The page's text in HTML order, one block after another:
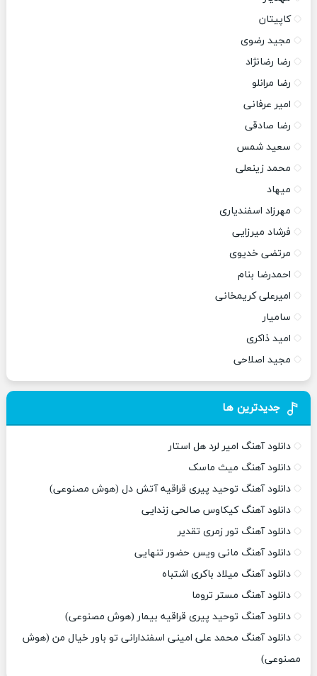
کاپیتان
مجید رضوی
رضا رضانژاد
رضا مرانلو
امیر عرفانی
رضا صادقی
سعید شمس
محمد زینعلی
میهاد
مهرزاد اسفندیاری
فرشاد میرزایی
مرتضی خدیوی
احمدرضا بنام
امیرعلی کریمخانی
سامیار
امید ذاکری
مجید اصلاحی
جدیدترین ها
دانلود آهنگ امیر لرد هل استار
دانلود آهنگ میث ماسک
دانلود آهنگ توحید پیری قراقیه آتش دل (هوش مصنوعی)
دانلود آهنگ کیکاوس صالحی زندایی
دانلود آهنگ تور زمری تقدیر
دانلود آهنگ مانی ویس حضور تنهایی
دانلود آهنگ میلاد باکری اشتباه
دانلود آهنگ مستر تروما
دانلود آهنگ توحید پیری قراقیه بیمار (هوش مصنوعی)
دانلود آهنگ محمد علی امینی اسفندارانی تو باور خیال من (هوش
مصنوعی)